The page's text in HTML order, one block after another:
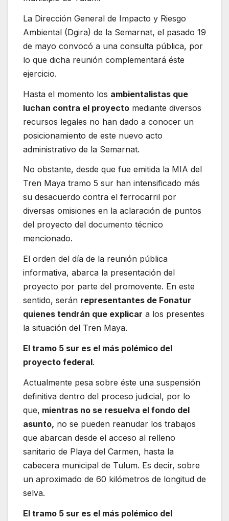
La Dirección General de Impacto y Riesgo
Ambiental (Dgira) de la Semarnat, el pasado 19
de mayo convocó a una consulta pública, por
lo que dicha reunión complementará éste
ejercicio.
Hasta el momento los ambientalistas que
luchan contra el proyecto mediante diversos
recursos legales no han dado a conocer un
posicionamiento de este nuevo acto
administrativo de la Semarnat.
No obstante, desde que fue emitida la MIA del
Tren Maya tramo 5 sur han intensificado más
su desacuerdo contra el ferrocarril por
diversas omisiones en la aclaración de puntos
del proyecto del documento técnico
mencionado.
El orden del día de la reunión pública
informativa, abarca la presentación del
proyecto por parte del promovente. En este
sentido, serán representantes de Fonatur
quienes tendrán que explicar a los presentes
la situación del Tren Maya.
El tramo 5 sur es el más polémico del
proyecto federal.
Actualmente pesa sobre éste una suspensión
definitiva dentro del proceso judicial, por lo
que, mientras no se resuelva el fondo del
asunto, no se pueden reanudar los trabajos
que abarcan desde el acceso al relleno
sanitario de Playa del Carmen, hasta la
cabecera municipal de Tulum. Es decir, sobre
un aproximado de 60 kilómetros de longitud de
selva.
El tramo 5 sur es el más polémico del